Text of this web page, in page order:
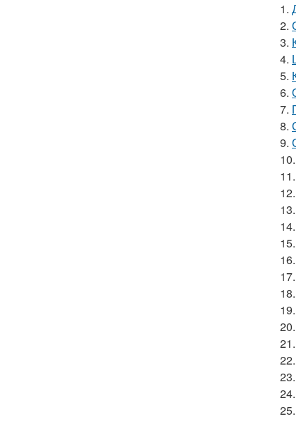
1.
2.
3.
4.
5.
6.
7.
8.
9.
10.
11.
12.
13.
14.
15.
16.
17.
18.
19.
20.
21.
22.
23.
24.
25.